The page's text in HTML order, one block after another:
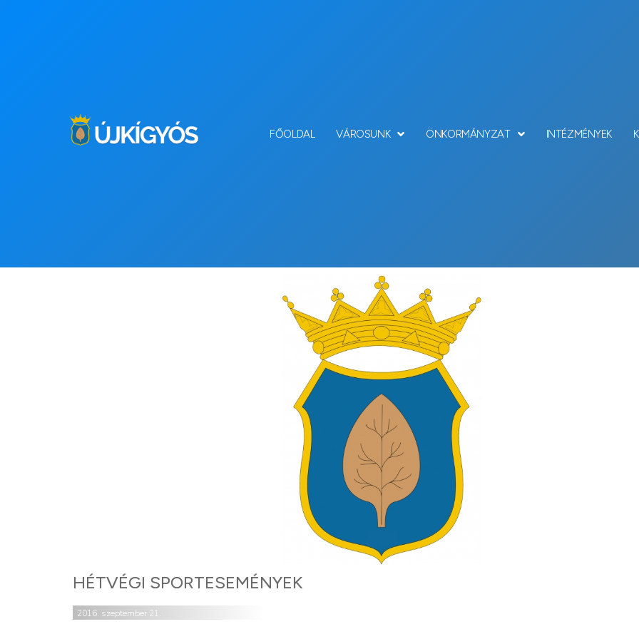
FŐOLDAL VÁROSUNK ÖNKORMÁNYZAT INTÉZMÉNYEK
HÉTVÉGI SPORTESEMÉNYEK
2016. szeptember 21.